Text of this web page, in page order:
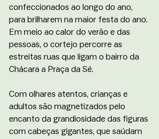
confeccionados ao longo do ano,
para brilharem na maior festa do ano.
Em meio ao calor do verão e das
pessoas, o cortejo percorre as
estreitas ruas que ligam o bairro da
Chácara a Praça da Sé.
Com olhares atentos, crianças e
adultos são magnetizados pelo
encanto da grandiosidade das figuras
com cabeças gigantes, que saúdam